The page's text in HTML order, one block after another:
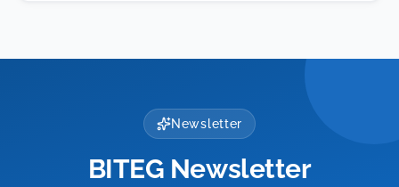
Newsletter
BITEG Newsletter